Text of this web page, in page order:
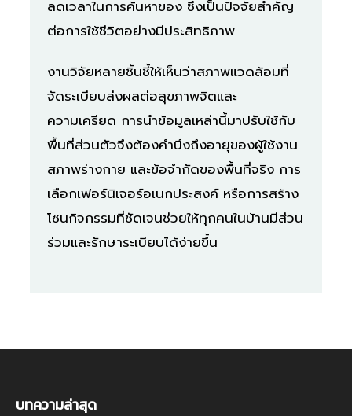
ลดเวลาในการค้นหาของ ซึ่งเป็นปัจจัยสำคัญ
ต่อการใช้ชีวิตอย่างมีประสิทธิภาพ
งานวิจัยหลายชิ้นชี้ให้เห็นว่าสภาพแวดล้อมที่
จัดระเบียบส่งผลต่อสุขภาพจิตและ
ความเครียด การนำข้อมูลเหล่านี้มาปรับใช้กับ
พื้นที่ส่วนตัวจึงต้องคำนึงถึงอายุของผู้ใช้งาน
สภาพร่างกาย และข้อจำกัดของพื้นที่จริง การ
เลือกเฟอร์นิเจอร์อเนกประสงค์ หรือการสร้าง
โซนกิจกรรมที่ชัดเจนช่วยให้ทุกคนในบ้านมีส่วน
ร่วมและรักษาระเบียบได้ง่ายขึ้น
บทความล่าสุด